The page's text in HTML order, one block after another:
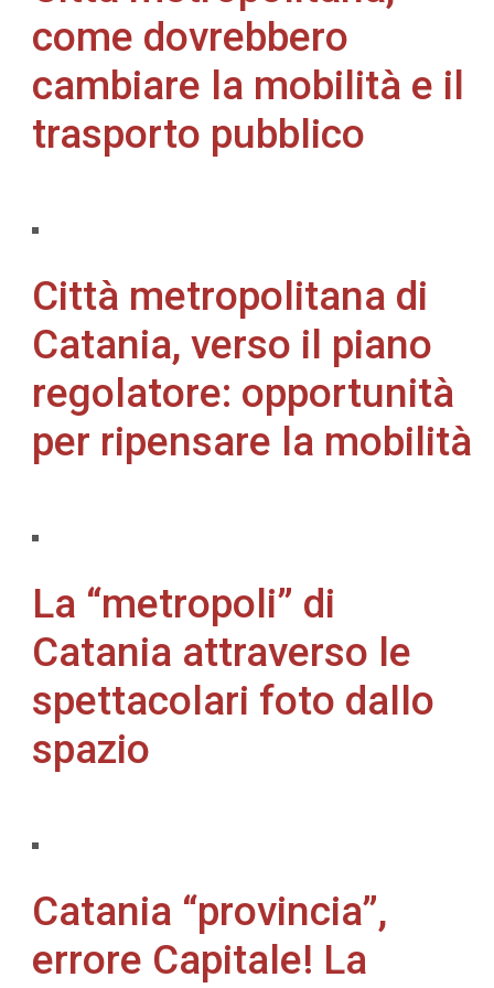
come dovrebbero
cambiare la mobilità e il
trasporto pubblico
Città metropolitana di
Catania, verso il piano
regolatore: opportunità
per ripensare la mobilità
La “metropoli” di
Catania attraverso le
spettacolari foto dallo
spazio
Catania “provincia”,
errore Capitale! La